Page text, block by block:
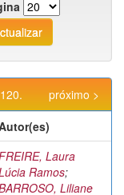
próximo >
Laura
Ramos;
Liliane